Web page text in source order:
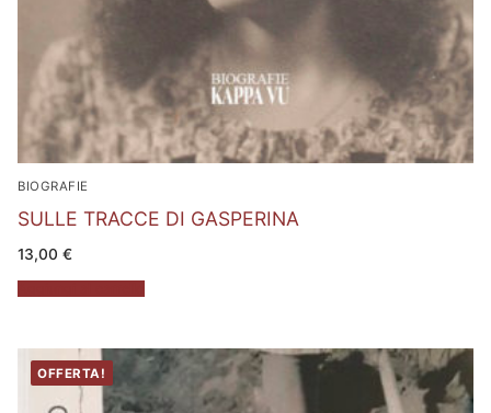
BIOGRAFIE
SULLE TRACCE DI GASPERINA
13,00 €
OFFERTA!